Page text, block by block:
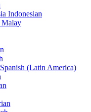
Indonesian
Malay
Spanish (Latin America)